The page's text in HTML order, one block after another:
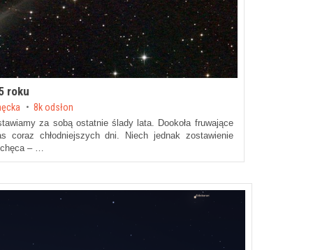
roku
8k odsłon
za sobą ostatnie ślady lata. Dookoła fruwające
coraz chłodniejszych dni. Niech jednak zostawienie
– …